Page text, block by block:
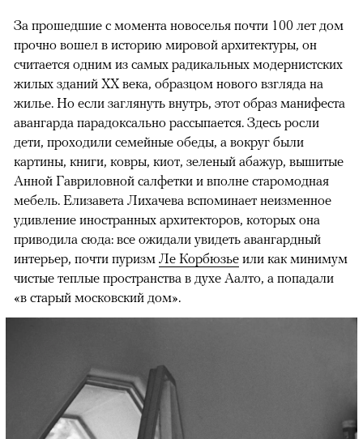
За прошедшие с момента новоселья почти 100 лет дом
прочно вошел в историю мировой архитектуры, он
считается одним из самых радикальных модернистских
жилых зданий XX века, образцом нового взгляда на
жилье. Но если заглянуть внутрь, этот образ манифеста
авангарда парадоксально рассыпается. Здесь росли
дети, проходили семейные обеды, а вокруг были
картины, книги, ковры, киот, зеленый абажур, вышитые
Анной Гавриловной салфетки и вполне старомодная
мебель. Елизавета Лихачева вспоминает неизменное
удивление иностранных архитекторов, которых она
приводила сюда: все ожидали увидеть авангардный
интерьер, почти пуризм Ле Корбюзье или как минимум
чистые теплые пространства в духе Аалто, а попадали
«в старый московский дом».